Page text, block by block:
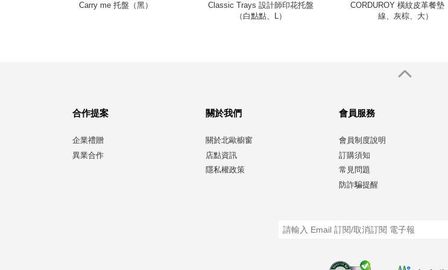
Carry me 托盤（黑）
Classic Trays 設計師印花托盤
（白點點、L）
CORDUROY 橫紋皮革餐墊
線、灰棕、大）
合作提案
企業禮贈
異業合作
關於我們
關於北歐櫥窗
店點資訊
隱私權政策
會員服務
會員制度說明
訂購須知
常見問題
防詐騙提醒